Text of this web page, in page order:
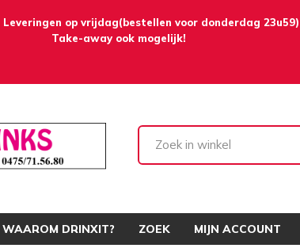
Leveringen op vrijdag(bestellen voor donderdag 23u59)
Take-away ook mogelijk!
WAAROM DRINXIT? ZOEK MIJN ACCOUNT